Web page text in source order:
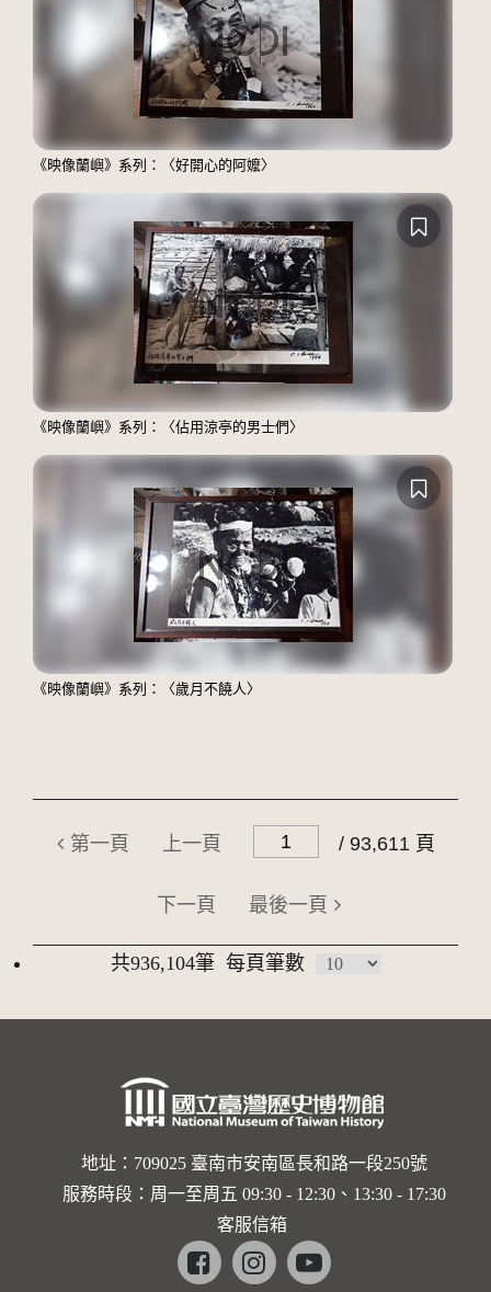
《映像蘭嶼》系列：〈好開心的阿嬤〉
《映像蘭嶼》系列：〈佔用涼亭的男士們〉
《映像蘭嶼》系列：〈歲月不饒人〉
第一頁 上一頁 / 93,611 頁
下一頁 最後一頁
共936,104筆 每頁筆數
地址：709025 臺南市安南區長和路一段250號
服務時段：周一至周五 09:30 - 12:30、13:30 - 17:30
客服信箱
Facebookinstagramyoutube